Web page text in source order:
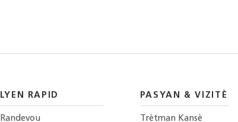
LYEN RAPID
Randevou
PASYAN & VIZITÈ
Trètman Kansè